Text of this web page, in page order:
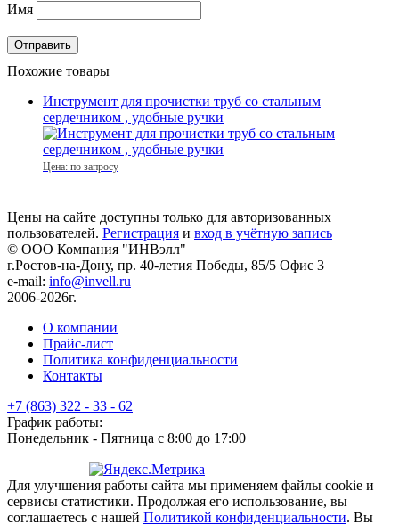
Имя
Похожие товары
Инструмент для прочистки труб со стальным
сердечником , удобные ручки
Цена: по запросу
Цены на сайте доступны только для авторизованных
пользователей. Регистрация и вход в учётную запись
© ООО Компания "ИНВэлл"
г.Ростов-на-Дону, пр. 40-летия Победы, 85/5 Офис 3
e-mail: info@invell.ru
2006-2026г.
О компании
Прайс-лист
Политика конфиденциальности
Контакты
+7 (863) 322 - 33 - 62
График работы:
Понедельник - Пятница с 8:00 до 17:00
Для улучшения работы сайта мы применяем файлы cookie и
сервисы статистики. Продолжая его использование, вы
соглашаетесь с нашей Политикой конфиденциальности. Вы